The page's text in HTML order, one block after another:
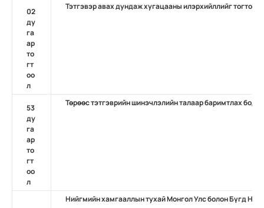
02
ду
га
ар
то
гт
оо
л
Тэтгэвэр авах дундаж хугацааны илэрхийллийг тогтоох
53
ду
га
ар
то
гт
оо
л
Төрөөс тэтгэврийн шинэчлэлийн талаар баримтлах
Нийгмийн хамгааллын тухай Монгол Улс болон Бүгд